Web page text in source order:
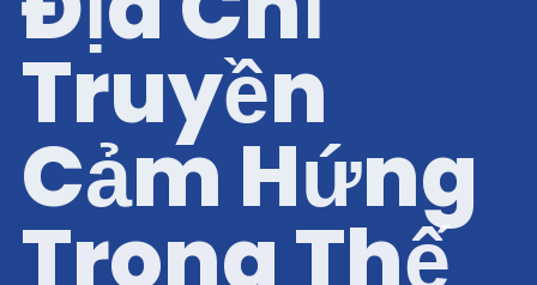
Truyền
Cảm Hứng
Trong Thế